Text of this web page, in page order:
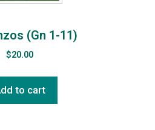
(Gn 1-11)
$20.00
to cart